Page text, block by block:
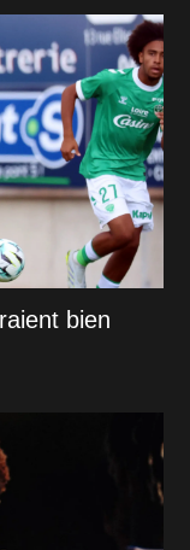
bien